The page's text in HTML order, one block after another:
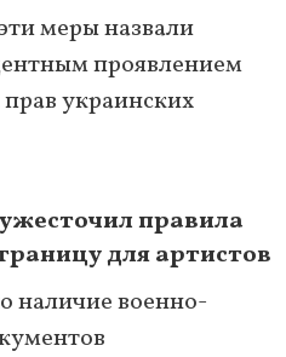
меры назвали
проявлением
украинских
правила
для артистов
наличие военно-